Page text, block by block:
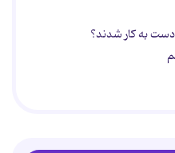
به کار شدند؟